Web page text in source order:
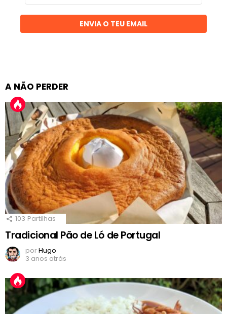
email
ENVIA O TEU EMAIL
A NÃO PERDER
103 Partilhas
Tradicional Pão de Ló de Portugal
porHugo
3 anos atrás